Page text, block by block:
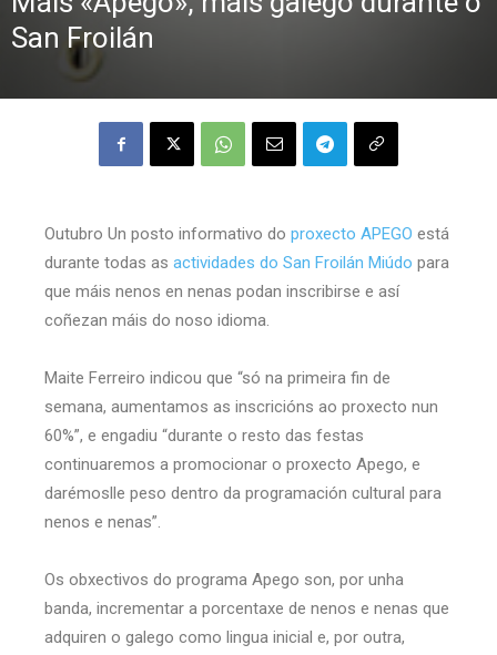
San Froilán
Outubro Un posto informativo do proxecto APEGO está
durante todas as actividades do San Froilán Miúdo para
que máis nenos en nenas podan inscribirse e así
coñezan máis do noso idioma.
Maite Ferreiro indicou que “só na primeira fin de
semana, aumentamos as inscricións ao proxecto nun
60%”, e engadiu “durante o resto das festas
continuaremos a promocionar o proxecto Apego, e
darémoslle peso dentro da programación cultural para
nenos e nenas”.
Os obxectivos do programa Apego son, por unha
banda, incrementar a porcentaxe de nenos e nenas que
adquiren o galego como lingua inicial e, por outra,